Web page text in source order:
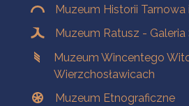
Muzeum Historii Tarnowa
Muzeum Ratusz -
Muzeum Wincentego
Wierzchosławicach
Muzeum Etnograficzne